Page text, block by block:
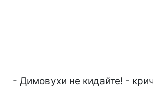
- Димовухи не кидайте! -